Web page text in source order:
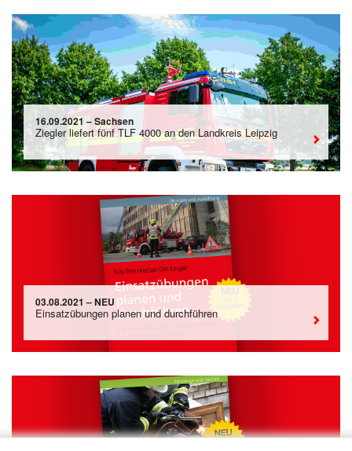
16.09.2021 – Sachsen
Ziegler liefert fünf TLF 4000 an den Landkreis Leipzig
03.08.2021 – NEU
Einsatzübungen planen und durchführen